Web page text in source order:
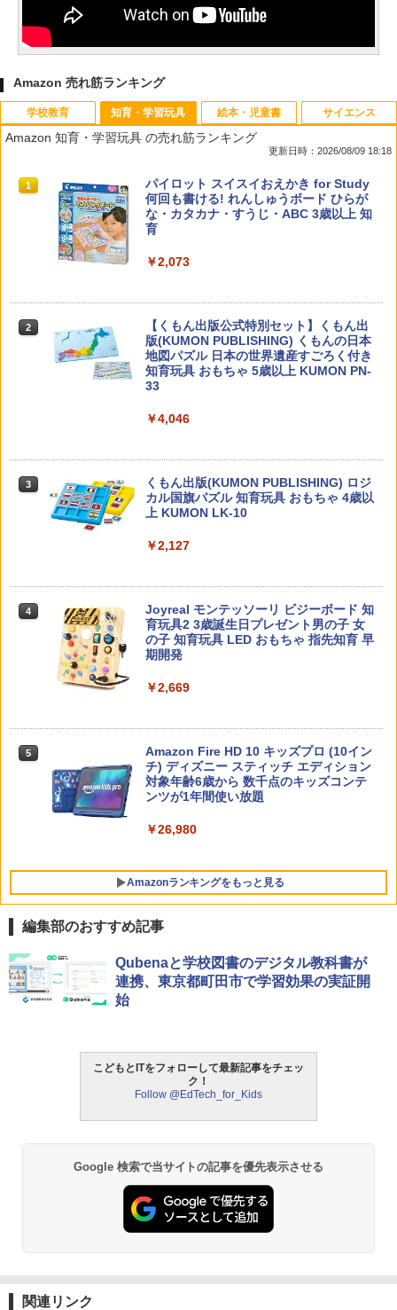
Amazon 売れ筋ランキング
学校教育
1 教育者のためのコーチング入門
￥2,530
こと (講談社現代新書 2787)
￥1,540
￥2,200
向山洋一の系譜、その先へ 授業の腕を磨
￥2,750
知育・学習玩具
Amazon 知育・学習玩具 の売れ筋ランキング
更新日時：2026/08/09 18:18
1
パイロット スイスイおえかき for Study
何回も書ける! れんしゅうボード ひらが
な・カタカナ・すうじ・ABC 3歳以上 知
育
￥2,073
2
【くもん出版公式特別セット】くもん出
版(KUMON PUBLISHING) くもんの日本
地図パズル 日本の世界遺産すごろく付き
知育玩具 おもちゃ 5歳以上 KUMON PN-
33
￥4,046
3
くもん出版(KUMON PUBLISHING) ロジ
カル国旗パズル 知育玩具 おもちゃ 4歳以
上 KUMON LK-10
￥2,127
4
Joyreal モンテッソーリ ビジーボード 知
育玩具2 3歳誕生日プレゼント男の子 女
の子 知育玩具 LED おもちゃ 指先知育 早
期開発
￥2,669
5
Amazon Fire HD 10 キッズプロ (10イン
チ) ディズニー スティッチ エディション
対象年齢6歳から 数千点のキッズコンテ
ンツが1年間使い放題
￥26,980
Amazonランキングをもっと見る
絵本・児童書
1
タッチペンで音が聞ける!はじめてずかん
1000 英語つき ([バラエティ])
中学英語をもう一度ひとつひとつわかり
やすく。改訂版
仮面ライダー 改造人間 限定ケース版
￥4,290
サイエンス
1
ThinkFun ボードゲーム 「サーキット・
メイズ」 配線回路をプログラミングする
日本語説明書付 8歳~ 76341 誕生日 クリ
モルカ: 原子・分子に強くなるカードゲ
ーム
物理実験モデル楽器電磁気教材を教える
ダルトンボード/ゴルトンボード物理学、
編集部のおすすめ記事
Qubenaと学校図書のデジタル教科書が
連携、東京都町田市で学習効果の実証開
始
こどもとITをフォローして最新記事をチェッ
ク！
Follow @EdTech_for_Kids
Google 検索で当サイトの記事を優先表示させる
関連リンク